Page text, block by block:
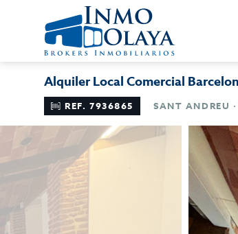
Alquiler Local Comercial
REF. 7936865 SANT ANDREU